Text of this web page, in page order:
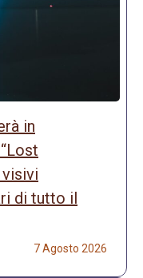
in
di tutto il
7 Agosto 2026